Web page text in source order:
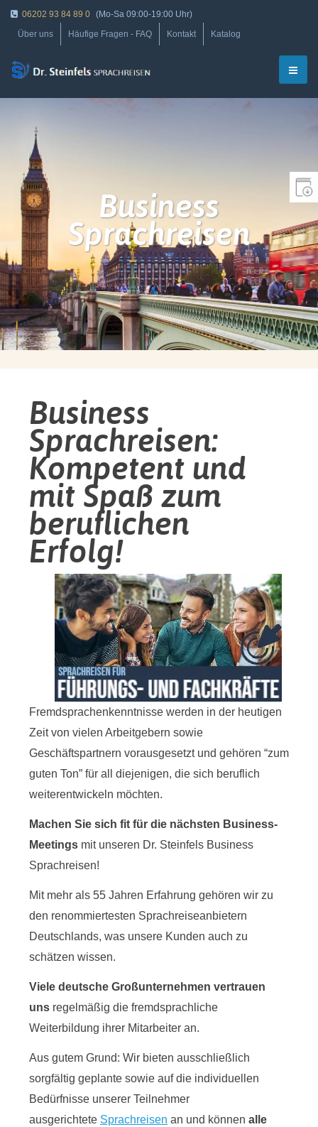
06202 93 84 89 0 (Mo-Sa 09:00-19:00 Uhr)
Über uns
Häufige Fragen - FAQ Kontakt Katalog
Business
Sprachreisen
Business
Sprachreisen:
Kompetent und
mit Spaß zum
beruflichen
Erfolg!
Fremdsprachenkenntnisse werden in der heutigen
Zeit von vielen Arbeitgebern sowie
Geschäftspartnern vorausgesetzt und gehören “zum
guten Ton” für all diejenigen, die sich beruflich
weiterentwickeln möchten.
Machen Sie sich fit für die nächsten Business-
Meetings mit unseren Dr. Steinfels Business
Sprachreisen!
Mit mehr als 55 Jahren Erfahrung gehören wir zu
den renommiertesten Sprachreiseanbietern
Deutschlands, was unsere Kunden auch zu
schätzen wissen.
Viele deutsche Großunternehmen vertrauen
uns regelmäßig die fremdsprachliche
Weiterbildung ihrer Mitarbeiter an.
Aus gutem Grund: Wir bieten ausschließlich
sorgfältig geplante sowie auf die individuellen
Bedürfnisse unserer Teilnehmer
ausgerichtete Sprachreisen an und können alle